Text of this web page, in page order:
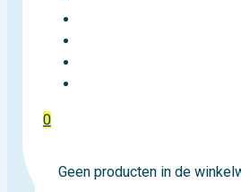
0
Geen producten in de